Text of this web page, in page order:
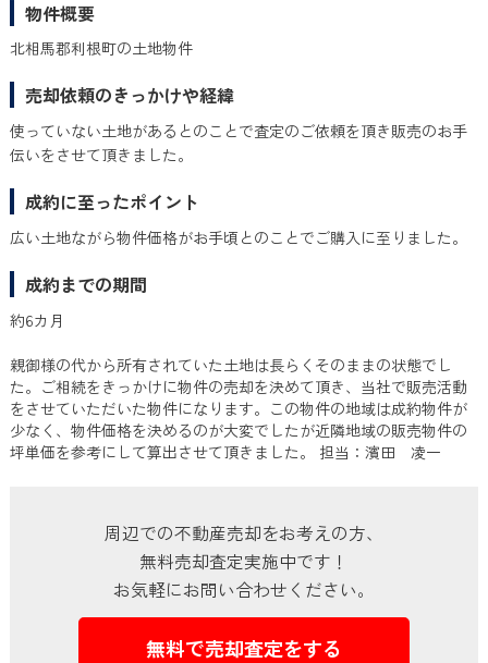
物件概要
北相馬郡利根町の土地物件
売却依頼のきっかけや経緯
使っていない土地があるとのことで査定のご依頼を頂き販売のお手
伝いをさせて頂きました。
成約に至ったポイント
広い土地ながら物件価格がお手頃とのことでご購入に至りました。
成約までの期間
約6カ月
親御様の代から所有されていた土地は長らくそのままの状態でし
た。ご相続をきっかけに物件の売却を決めて頂き、当社で販売活動
をさせていただいた物件になります。この物件の地域は成約物件が
少なく、物件価格を決めるのが大変でしたが近隣地域の販売物件の
坪単価を参考にして算出させて頂きました。 担当：濱田 凌一
周辺での不動産売却をお考えの方、
無料売却査定実施中です！
お気軽にお問い合わせください。
無料で売却査定をする